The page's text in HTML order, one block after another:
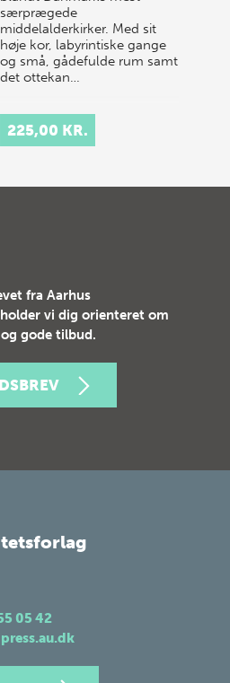
særprægede
middelalderkirker. Med sit
høje kor, labyrintiske gange
og små, gådefulde rum samt
det ottekan…
225,00 KR.
fra Aarhus
vi dig orienteret om
gode tilbud.
05 42